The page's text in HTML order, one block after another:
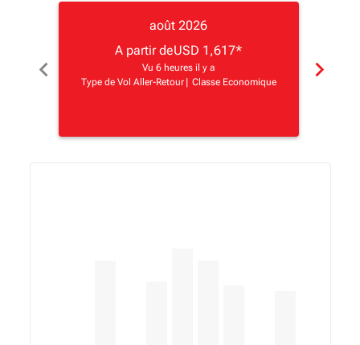
chevron_left
août 2026
A partir deUSD 1,617*
Vu 6 heures il y a
Type de Vol Aller-Retour
Classe Economique chevron_right